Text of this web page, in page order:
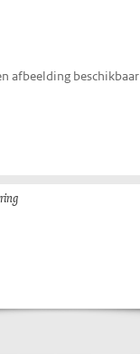
afbeelding beschikbaar